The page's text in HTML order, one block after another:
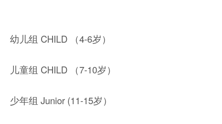
幼儿组 CHILD （4-6岁）
儿童组 CHILD （7-10岁）
少年组 Junior (11-15岁）